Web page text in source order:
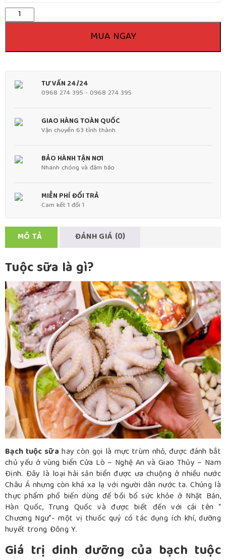
Số
lượng
MUA NGAY
TƯ VẤN 24/24
0968 274 395 - 0968 274 395
GIAO HÀNG TOÀN QUỐC
Vận chuyển 63 tỉnh thành
BẢO HÀNH TẬN NƠI
Nhanh chóng và đảm bảo
MIỄN PHÍ ĐỔI TRẢ
Cam kết 1 đổi 1
MÔ TẢ ĐÁNH GIÁ (0)
Tuộc sữa là gì?
Bạch tuộc sữa hay còn gọi là mực trùm nhỏ, được đánh bắt
chủ yếu ở vùng biển Cửa Lò – Nghệ An và Giao Thủy – Nam
Định. Đây là loại hải sản biển được ưa chuộng ở nhiều nước
Châu Á nhưng còn khá xa lạ với người dân nước ta. Chúng là
thực phẩm phổ biến dùng để bồi bổ sức khỏe ở Nhật Bản,
Hàn Quốc, Trung Quốc và được biết đến với cái tên “
Chương Ngư”- một vị thuốc quý có tác dụng ích khí, dưỡng
huyết trong Đông Y.
Giá trị dinh dưỡng của bạch tuộc